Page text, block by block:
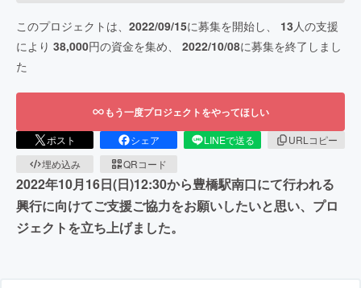
このプロジェクトは、 2022/09/15に募集を開始し、 13 人の支援
により 38,000円の資金を集め、 2022/10/08に募集を終了しまし
た
もう一度プロジェクトをやってほしい
ポスト シェア LINEで送る
URLコピー
埋め込み
QRコード
2022年10月16日(日)12:30から豊橋駅南口にて行われる
興行に向けてご支援ご協力をお願いしたいと思い、プロ
ジェクトを立ち上げました。